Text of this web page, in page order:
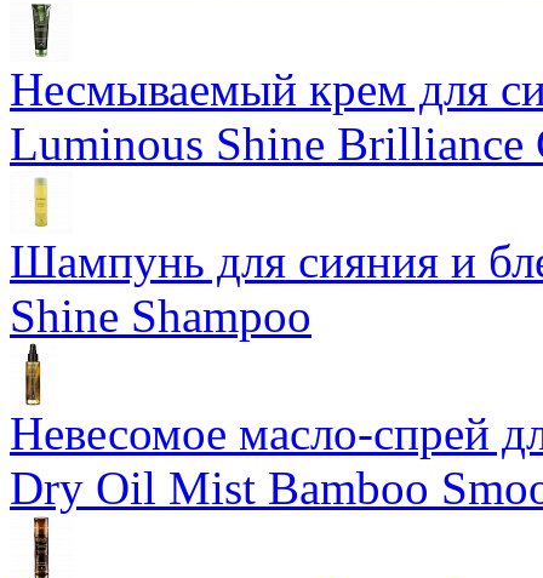
Несмываемый крем для
Luminous Shine Brilliance
Шампунь для сияния и
Shine Shampoo
Невесомое масло-спрей
Dry Oil Mist Bamboo